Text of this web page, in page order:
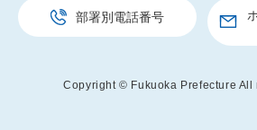
部署別電話番号
Copyright © Fukuoka Prefecture All